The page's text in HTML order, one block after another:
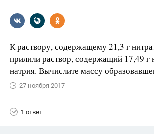
К раствору, содержащему 21,3 г
прилили раствор, содержащий 17,49 г
натрия. Вычислите массу
27 ноября 2017
1 ответ